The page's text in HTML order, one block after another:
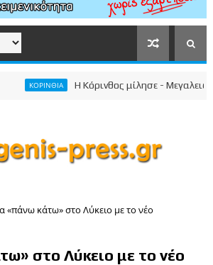
ΚΟΡΙΝΘΙΑ Η Κόρινθος μίλησε - Μεγαλειώδης
«πάνω κάτω» στο Λύκειο με το νέο
στο Λύκειο με το νέο